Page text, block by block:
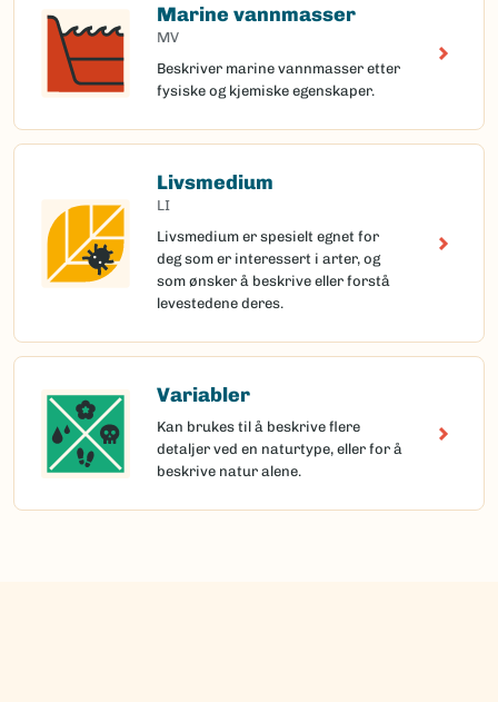
Marine vannmasser
MV
Beskriver marine vannmasser etter
fysiske og kjemiske egenskaper.
Livsmedium
LI
Livsmedium er spesielt egnet for
deg som er interessert i arter, og
som ønsker å beskrive eller forstå
levestedene deres.
Variabler
Kan brukes til å beskrive flere
detaljer ved en naturtype, eller for å
beskrive natur alene.